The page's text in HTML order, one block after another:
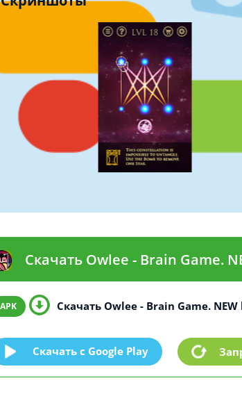
Скачать Owlee - Brain Game.
Скачать Owlee - Brain Game.
Скачать c Google Play